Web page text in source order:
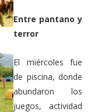
Entre pantano y
terror
El miércoles fue
de piscina, donde
abundaron los
juegos, actividad